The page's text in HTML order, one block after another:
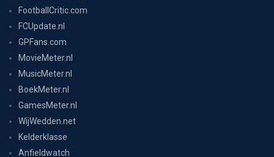
FootballCritic.com
FCUpdate.nl
GPFans.com
MovieMeter.nl
MusicMeter.nl
BoekMeter.nl
GamesMeter.nl
WijWedden.net
Kelderklasse
Anfieldwatch